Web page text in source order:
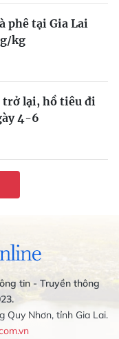
phê tại Gia Lai
kg
trở lại, hồ tiêu đi
4-6
tin - Truyền thông
Quy Nhơn, tỉnh Gia Lai.